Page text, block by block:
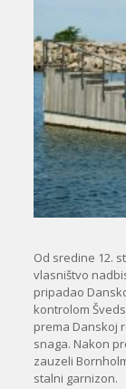
Od sredine 12.
vlasništvo
pripadao
kontrolom
prema Danskoj
snaga. Nakon
zauzeli
stalni garnizon.